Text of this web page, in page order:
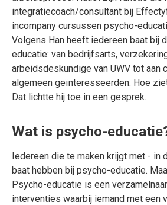
integratiecoach/consultant bij
incompany cursussen psycho-
Volgens Han heeft iedereen baat bij
educatie: van bedrijfsarts,
arbeidsdeskundige van UWV tot aan
algemeen geïnteresseerden. Hoe
Dat lichtte hij toe in een gesprek.
Wat is psycho-
Iedereen die te maken krijgt met - in
baat hebben bij psycho-educatie.
Psycho-educatie is een
interventies waarbij iemand met een